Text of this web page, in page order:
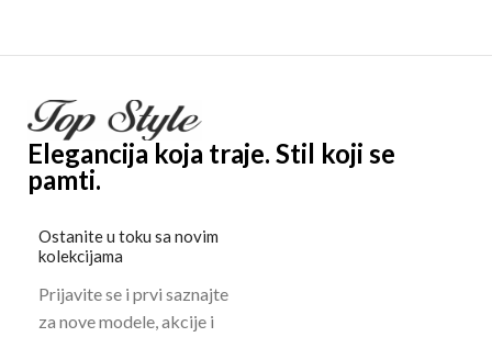
Elegancija koja traje. Stil koji se
pamti.
Ostanite u toku sa novim
kolekcijama
Prijavite se i prvi saznajte
za nove modele, akcije i